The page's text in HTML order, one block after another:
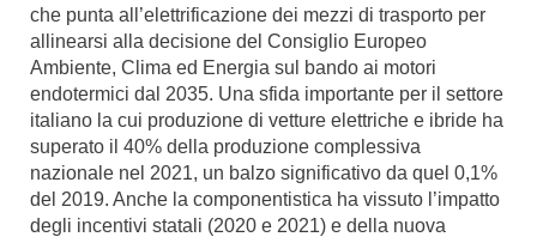
che punta all’elettrificazione dei mezzi di trasporto per
allinearsi alla decisione del Consiglio Europeo
Ambiente, Clima ed Energia sul bando ai motori
endotermici dal 2035. Una sfida importante per il settore
italiano la cui produzione di vetture elettriche e ibride ha
superato il 40% della produzione complessiva
nazionale nel 2021, un balzo significativo da quel 0,1%
del 2019. Anche la componentistica ha vissuto l’impatto
degli incentivi statali (2020 e 2021) e della nuova